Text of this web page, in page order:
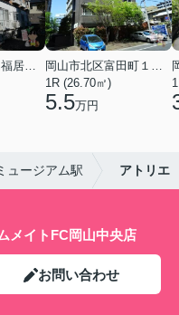
岡山市北区津島福居１丁目
岡山市北区富田町１丁目
1R (26.70㎡)
5.5万円
ュージアム駅 アトリエ
メイトFC岡山中央店
お問い合わせ